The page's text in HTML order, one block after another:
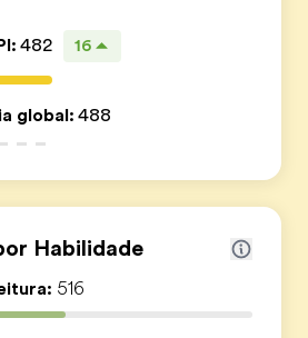
: 482 16
global: 488
Habilidade
516